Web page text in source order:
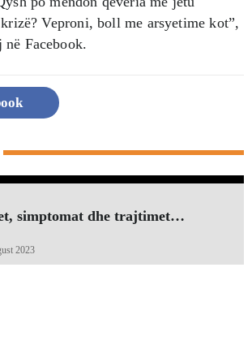
Veproni, boll me arsyetime kot”,
Facebook.
simptomat dhe trajtimet…
2023